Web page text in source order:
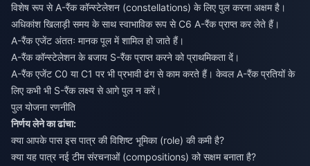
विशेष रूप से A-रैंक कॉन्स्टेलेशन (constellations) के लिए पुल करना अक्षम है।
अधिकांश खिलाड़ी समय के साथ स्वाभाविक रूप से C6 A-रैंक प्राप्त कर लेते हैं।
A-रैंक एजेंट अंततः मानक पूल में शामिल हो जाते हैं।
A-रैंक कॉन्स्टेलेशन के बजाय S-रैंक प्राप्त करने को प्राथमिकता दें।
A-रैंक एजेंट C0 या C1 पर भी प्रभावी ढंग से काम करते हैं। केवल A-रैंक प्रतियों के
लिए कभी भी S-रैंक लक्ष्य से आगे पुल न करें।
पुल योजना रणनीति
निर्णय लेने का ढांचा:
क्या आपके पास इस पात्र की विशिष्ट भूमिका (role) की कमी है?
क्या यह पात्र नई टीम संरचनाओं (compositions) को सक्षम बनाता है?